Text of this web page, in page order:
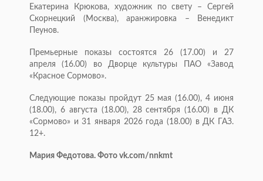
Екатерина Крюкова, художник по свету – Сергей
Скорнецкий (Москва), аранжировка – Венедикт
Пеунов.
Премьерные показы состоятся 26 (17.00) и 27
апреля (16.00) во Дворце культуры ПАО «Завод
«Красное Сормово».
Следующие показы пройдут 25 мая (16.00), 4 июня
(18.00), 6 августа (18.00), 28 сентября (16.00) в ДК
«Сормово» и 31 января 2026 года (18.00) в ДК ГАЗ.
12+.
Мария Федотова. Фото vk.com/nnkmt